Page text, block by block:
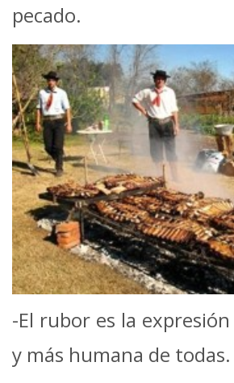
pecado.
-El rubor es la
y más humana de todas.